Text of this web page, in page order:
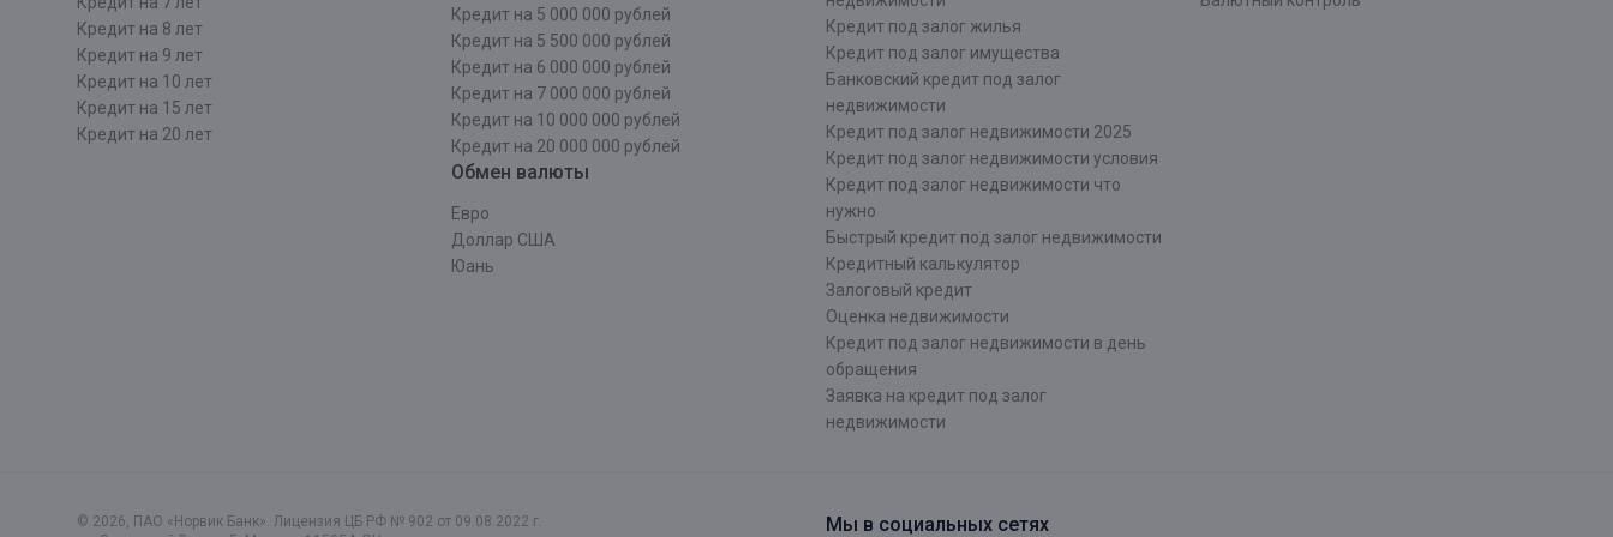
Кредит на 8 лет
Кредит на 9 лет
Кредит на 10 лет
Кредит на 15 лет
Кредит на 20 лет
Кредит на 5 000 000 рублей
Кредит на 5 500 000 рублей
Кредит на 6 000 000 рублей
Кредит на 7 000 000 рублей
Кредит на 10 000 000 рублей
Кредит на 20 000 000 рублей
Обмен валюты
Евро
Доллар США
Юань
Кредит под залог жилья
Кредит под залог имущества
Банковский кредит под залог
недвижимости
Кредит под залог недвижимости 2025
Кредит под залог недвижимости условия
Кредит под залог недвижимости что
нужно
Быстрый кредит под залог недвижимости
Кредитный калькулятор
Залоговый кредит
Оценка недвижимости
Кредит под залог недвижимости в день
обращения
Заявка на кредит под залог
недвижимости
© 2026, ПАО «Норвик Банк». Лицензия ЦБ РФ № 902 от 09.08.2022 г.
Мы в социальных сетях